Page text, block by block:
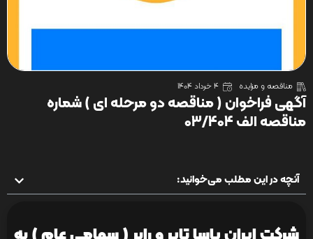
مناقصه و مزایده 4 خرداد 1404
آگهی فراخوان ( مناقصه دو مرحله ای ) شماره
مناقصه الف 03/404
آنچه در این مطلب می‌خوانید: